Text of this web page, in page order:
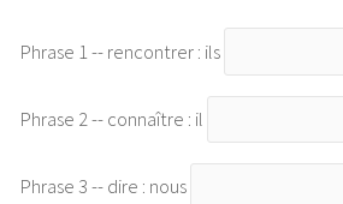
Phrase 1 -- rencontrer : ils
Phrase 2 -- connaître : il
Phrase 3 -- dire : nous
Règle2
Règle3